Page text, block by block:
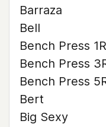
Barraza
Bell
Bench Press
Bench Press
Bench Press
Bert
Big Sexy